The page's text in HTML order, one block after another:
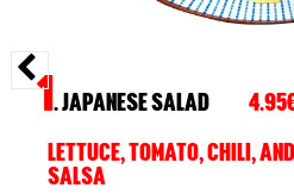
1. JAPANESE SALAD
LETTUCE, TOMATO, CHILI,
SALSA